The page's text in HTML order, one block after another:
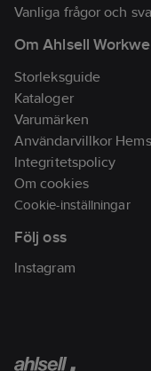
Vanliga frågor och
Om Ahlsell
Storleksguide
Kataloger
Varumärken
Användarvillkor
Integritetspolicy
Om cookies
Cookie-inställningar
Följ oss
Instagram